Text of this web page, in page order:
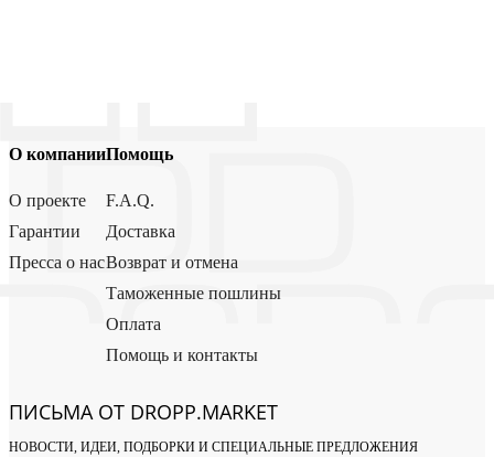
О компании
О проекте
Гарантии
Пресса о нас
Помощь
F.A.Q.
Доставка
Возврат и отмена
Таможенные пошлины
Оплата
Помощь и контакты
ПИСЬМА ОТ DROPP.MARKET
НОВОСТИ, ИДЕИ, ПОДБОРКИ И СПЕЦИАЛЬНЫЕ ПРЕДЛОЖЕНИЯ